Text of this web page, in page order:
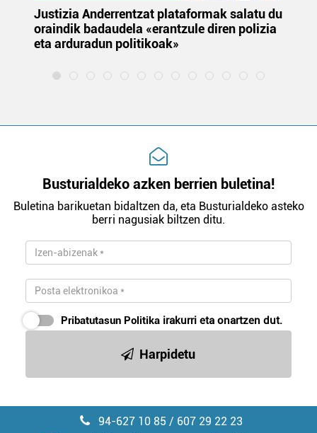
Justizia Anderrentzat plataformak salatu du
oraindik badaudela «erantzule diren polizia
eta arduradun politikoak»
Busturialdeko azken berrien buletina!
Buletina barikuetan bidaltzen da, eta Busturialdeko asteko
berri nagusiak biltzen ditu.
Pribatutasun Politika irakurri eta onartzen dut.
Harpidetu
94-627 10 85 / 607 29 22 23